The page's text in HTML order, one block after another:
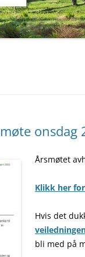
onsdag
Årsmøtet
Klikk her
Hvis det
bli med på